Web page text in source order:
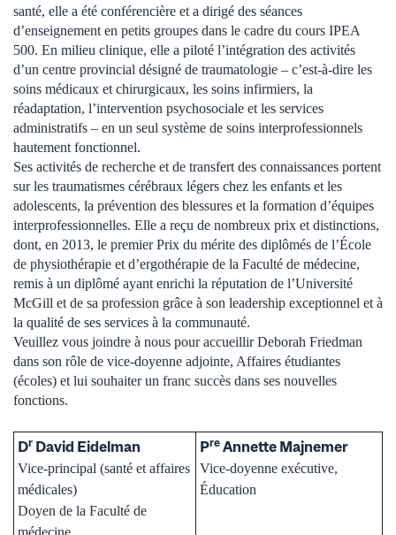
santé, elle a été conférencière et a dirigé des séances
d’enseignement en petits groupes dans le cadre du cours IPEA
500. En milieu clinique, elle a piloté l’intégration des activités
d’un centre provincial désigné de traumatologie – c’est-à-dire les
soins médicaux et chirurgicaux, les soins infirmiers, la
réadaptation, l’intervention psychosociale et les services
administratifs – en un seul système de soins interprofessionnels
hautement fonctionnel.
Ses activités de recherche et de transfert des connaissances portent
sur les traumatismes cérébraux légers chez les enfants et les
adolescents, la prévention des blessures et la formation d’équipes
interprofessionnelles. Elle a reçu de nombreux prix et distinctions,
dont, en 2013, le premier Prix du mérite des diplômés de l’École
de physiothérapie et d’ergothérapie de la Faculté de médecine,
remis à un diplômé ayant enrichi la réputation de l’Université
McGill et de sa profession grâce à son leadership exceptionnel et à
la qualité de ses services à la communauté.
Veuillez vous joindre à nous pour accueillir Deborah Friedman
dans son rôle de vice-doyenne adjointe, Affaires étudiantes
(écoles) et lui souhaiter un franc succès dans ses nouvelles
fonctions.
Dr David Eidelman
Vice-principal (santé et affaires
médicales)
Doyen de la Faculté de
médecine
Pre Annette Majnemer
Vice-doyenne exécutive,
Éducation